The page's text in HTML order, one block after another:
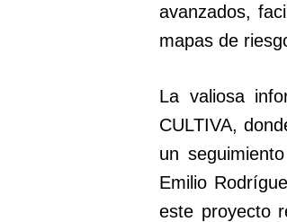
avanzados,
mapas de
La valiosa
CULTIVA,
un
Emilio
este proyecto